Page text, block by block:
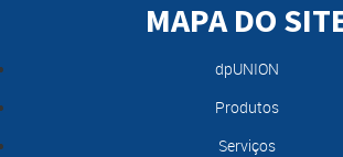
MAPA DO
dpUNION
Produtos
Serviços